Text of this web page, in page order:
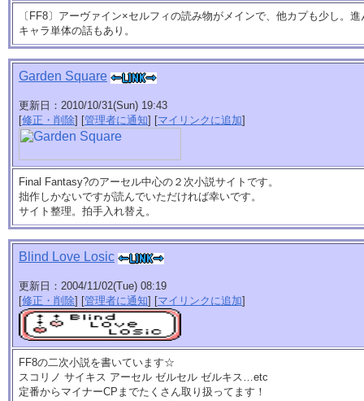
〔FF8〕アーヴァイン×セルフィの読み物がメインで、他カプも少し。
キャラ単体の話もあり。
Garden Square
更新日：2010/10/31(Sun) 19:43
[修正・削除] [管理者に通知] [マイリンクに追加]
Final Fantasy?のアーセル中心の２次小説サイトです。
拙作しかないですが読んでいただければ幸いです。
サイト整理。拍手入れ替え。
Blind Love Losic
更新日：2004/11/02(Tue) 08:19
[修正・削除] [管理者に通知] [マイリンクに追加]
FF8の二次小説を書いています☆
スコリノ サイキス アーセル ゼルセル ゼルキス…etc
定番からマイナーCPまでたくさん取り扱ってます！